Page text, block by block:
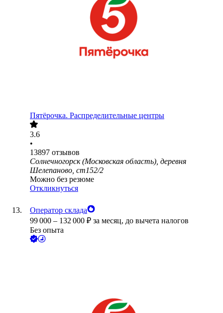
Пятёрочка. Распределительные центры
3.6
•
13897 отзывов
Солнечногорск (Московская область), деревня
Шелепаново, ст152/2
Можно без резюме
Откликнуться
Оператор склада
99 000 – 132 000 ₽ за месяц, до вычета налогов
Без опыта